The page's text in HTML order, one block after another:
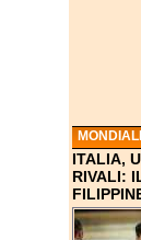
MONDIALI
ITALIA,
RIVALI: